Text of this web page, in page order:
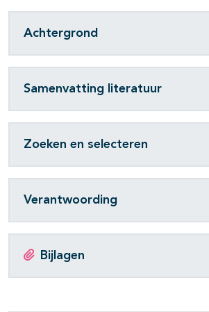
Achtergrond
Samenvatting literatuur
Zoeken en selecteren
Verantwoording
Bijlagen